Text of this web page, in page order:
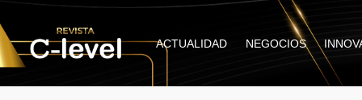
Pasar al contenido principal
Main
ACTUALIDAD NEGOCIOS